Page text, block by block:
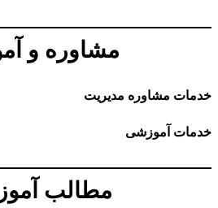
مشاوره و آموزش
مدیریت
مطالب آموزشی